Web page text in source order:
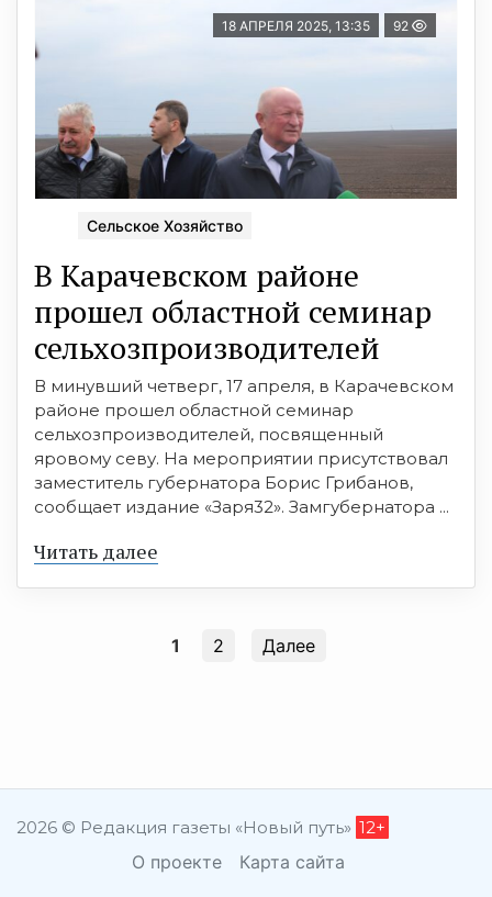
18 АПРЕЛЯ 2025, 13:35 92
Сельское Хозяйство
В Карачевском районе
прошел областной семинар
сельхозпроизводителей
В минувший четверг, 17 апреля, в Карачевском
районе прошел областной семинар
сельхозпроизводителей, посвященный
яровому севу. На мероприятии присутствовал
заместитель губернатора Борис Грибанов,
сообщает издание «Заря32». Замгубернатора ...
Читать далее
1 2 Далее
2026 © Редакция газеты «Новый путь» 12+
О проекте Карта сайта